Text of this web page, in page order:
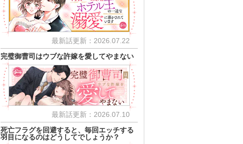
最新話更新：2026.07.22
完璧御曹司はウブな許嫁を愛してやまない
最新話更新：2026.07.10
死亡フラグを回避すると、毎回エッチする
羽目になるのはどうしてでしょうか？